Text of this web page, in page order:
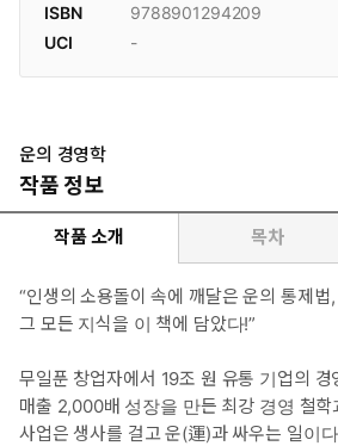
ISBN
9788901294209
UCI
-
운의 경영학
작품 정보
작품 소개 목차
“인생의 소용돌이 속에 깨달은 운의 통제법,
그 모든 지식을 이 책에 담았다!”
무일푼 창업자에서 19조 원 유통 기업의 경
매출 2,000배 성장을 만든 최강 경영 철학
사업은 생사를 걸고 운(運)과 싸우는 일이